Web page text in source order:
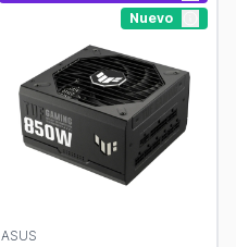
Nuevo
ASUS